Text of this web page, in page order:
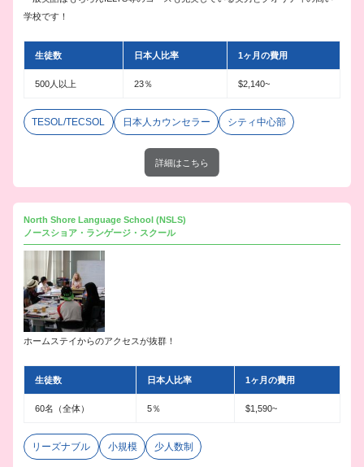
学校です！
生徒数 日本人比率 1ヶ月の費用
500人以上 23％ $2,140~
TESOL/TECSOL 日本人カウンセラー シティ中心部
詳細はこちら
North Shore Language School (NSLS)
ノースショア・ランゲージ・スクール
ホームステイからのアクセスが抜群！
生徒数 日本人比率 1ヶ月の費用
60名（全体） 5％ $1,590~
リーズナブル 小規模 少人数制